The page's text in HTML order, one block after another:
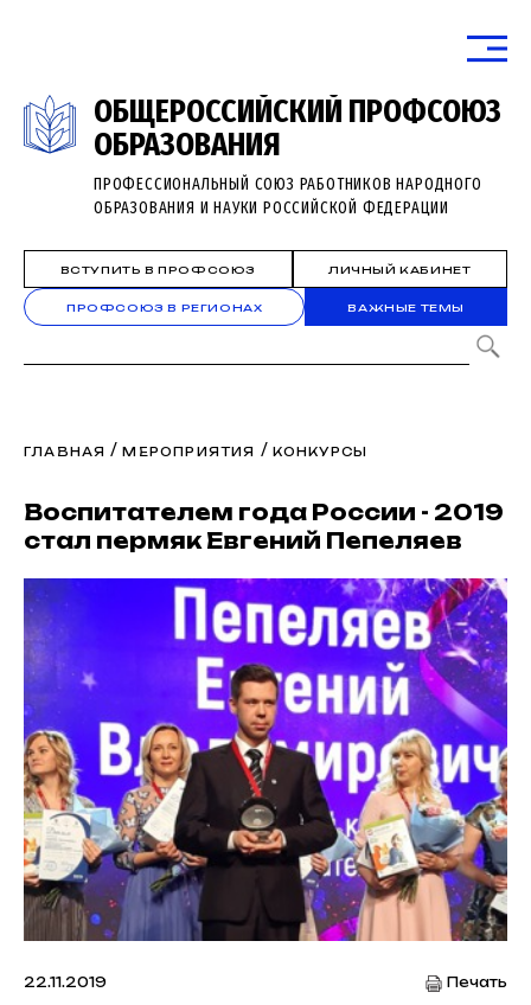
ОБЩЕРОССИЙСКИЙ ПРОФСОЮЗ
ОБРАЗОВАНИЯ
ПРОФЕССИОНАЛЬНЫЙ СОЮЗ РАБОТНИКОВ НАРОДНОГО
ОБРАЗОВАНИЯ И НАУКИ РОССИЙСКОЙ ФЕДЕРАЦИИ
ВСТУПИТЬ В ПРОФСОЮЗ ЛИЧНЫЙ КАБИНЕТ
ПРОФСОЮЗ В РЕГИОНАХ ВАЖНЫЕ ТЕМЫ
ГЛАВНАЯ /МЕРОПРИЯТИЯ / КОНКУРСЫ
Воспитателем года России - 2019
стал пермяк Евгений Пепеляев
22.11.2019 Печать